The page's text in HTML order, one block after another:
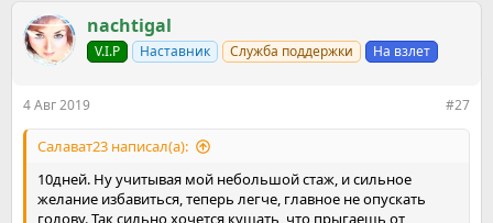
к
ц
и
nachtigal
V.I.P Наставник Служба поддержки На взлет
4 Авг 2019 #27
Салават23 написал(а):
10дней. Ну учитывая мой небольшой стаж, и сильное
желание избавиться, теперь легче, главное не опускать
голову. Так сильно хочется кушать, что прыгаешь от